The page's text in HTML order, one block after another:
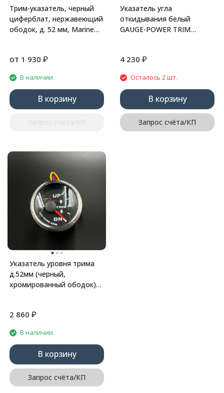
Трим-указатель, черный
циферблат, нержавеющий
ободок, д. 52 мм, Marine
от 1 930 ₽
В наличии
В корзину
Указатель угла
откидывания белый
GAUGE-POWER TRIM
4 230 ₽
Осталось 2 шт.
В корзину
Запрос счёта/КП
Указатель уровня трима
д.52мм (черный,
хромированный ободок)
2 860 ₽
В наличии
В корзину
Запрос счёта/КП